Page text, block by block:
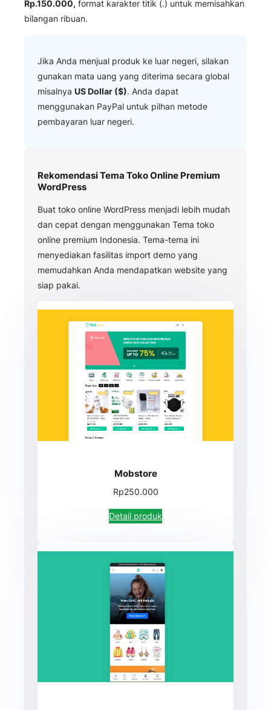
Rp.150.000, format karakter titik (.) untuk memisahkan
bilangan ribuan.
Jika Anda menjual produk ke luar negeri, silakan
gunakan mata uang yang diterima secara global
misalnya US Dollar ($). Anda dapat
menggunakan PayPal untuk pilhan metode
pembayaran luar negeri.
Rekomendasi Tema Toko Online Premium
WordPress
Buat toko online WordPress menjadi lebih mudah
dan cepat dengan menggunakan Tema toko
online premium Indonesia. Tema-tema ini
menyediakan fasilitas import demo yang
memudahkan Anda mendapatkan website yang
siap pakai.
Mobstore
Rp250.000
Detail produk